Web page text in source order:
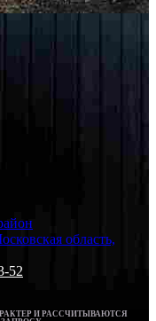
область,
52
И РАССЧИТЫВАЮТСЯ